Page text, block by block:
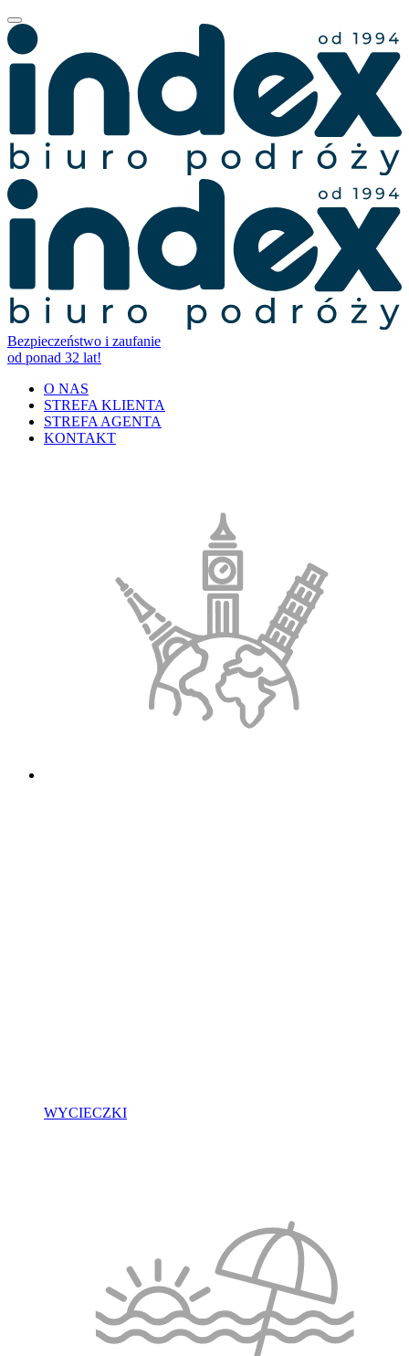
Bezpieczeństwo i zaufanie
od ponad 32 lat!
O NAS
STREFA KLIENTA
STREFA AGENTA
KONTAKT
WYCIECZKI